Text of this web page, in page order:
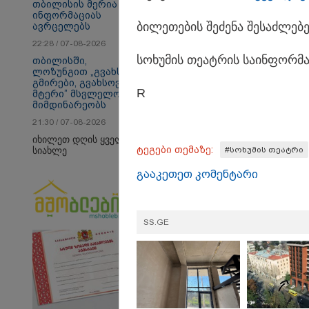
Faceამბები
თბილისის მერია
ინფორმაციას
ავრცელებს
22:28 / 07-08-2026
თბილისში,
ლოზუნგით „გვახსოვს
გმირები, გვახსოვს
მტერი” მსვლელობა
მიმდინარეობს
21:30 / 07-08-2026
იხილეთ დღის ყველა
სიახლე
ბი­ლე­თე­ბის შე­ძე­ნა
სო­ხუ­მის თე­ატ­რის
R
ტეგები თემაზე: #სოხუმის თეატრი
გააკეთეთ კომენტარი
SS.GE